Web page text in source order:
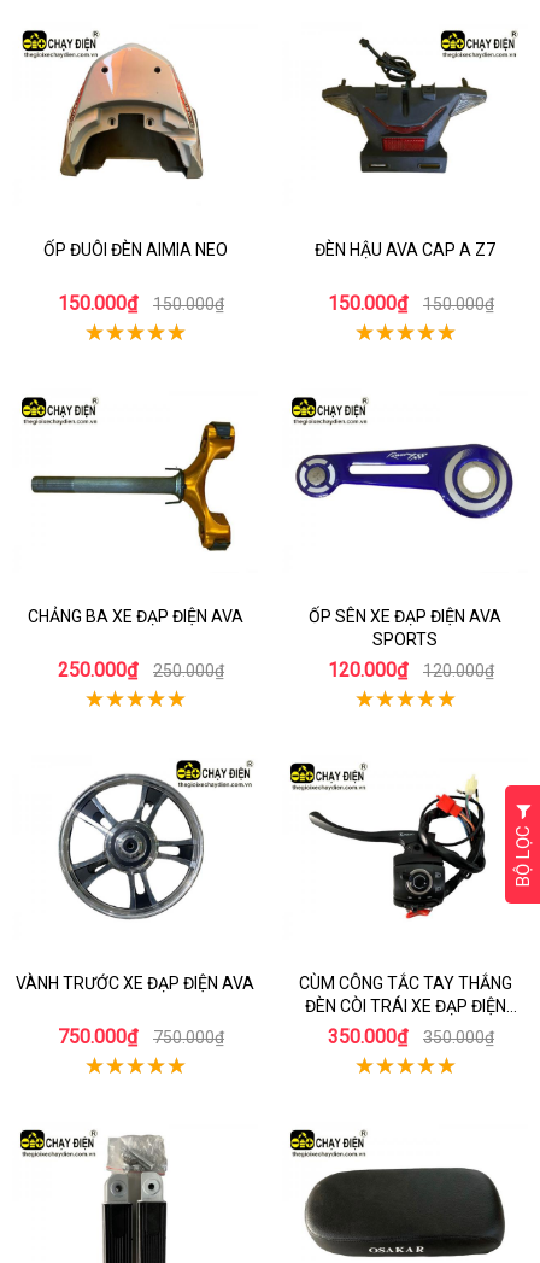
ỐP ĐUÔI ĐÈN AIMIA NEO
150.000₫ 150.000₫
ĐÈN HẬU AVA CAP A Z7
150.000₫ 150.000₫
CHẢNG BA XE ĐẠP ĐIỆN AVA
250.000₫ 250.000₫
ỐP SÊN XE ĐẠP ĐIỆN AVA
SPORTS
120.000₫ 120.000₫
VÀNH TRƯỚC XE ĐẠP ĐIỆN AVA
750.000₫ 750.000₫
CÙM CÔNG TẮC TAY THẮNG
ĐÈN CÒI TRÁI XE ĐẠP ĐIỆN
KAISER IMPERIA
350.000₫ 350.000₫
BỘ LỌC